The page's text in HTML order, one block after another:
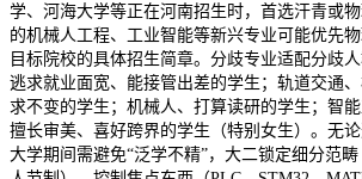
学、河海大学等正在河南招生时，首选汗青或
的机械人工程、工业智能等新兴专业可能优先
目标院校的具体招生简章。分歧专业适配分歧
逃求就业面宽、能接管出差的学生；轨道交通、
求不变的学生；机械人、打算读研的学生；智
擅长审美、喜好跨界的学生（特别女生）。无论
大学期间需避免“泛学不精”，大二锁定细分范